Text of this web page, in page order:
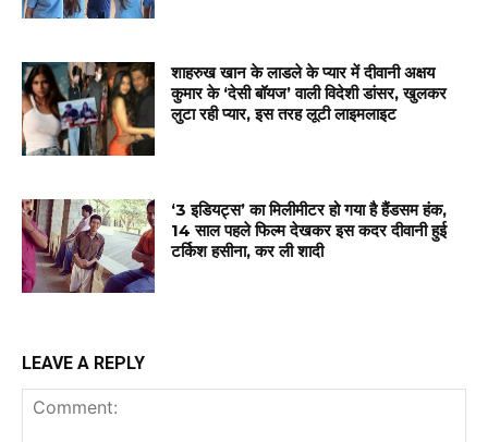
शाहरुख खान के लाडले के प्यार में दीवानी अक्षय
कुमार के ‘देसी बॉयज’ वाली विदेशी डांसर, खुलकर
लुटा रही प्यार, इस तरह लूटी लाइमलाइट
‘3 इडियट्स’ का मिलीमीटर हो गया है हैंडसम हंक,
14 साल पहले फिल्म देखकर इस कदर दीवानी हुई
टर्किश हसीना, कर ली शादी
LEAVE A REPLY